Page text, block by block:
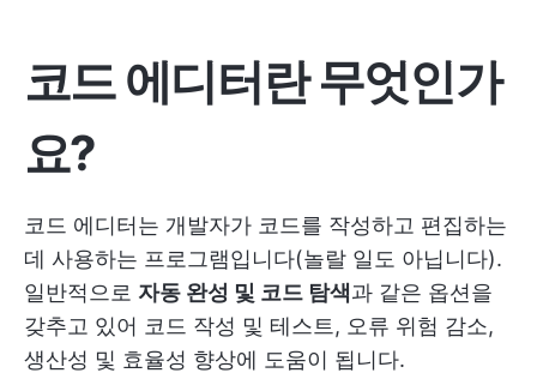
코드 에디터란 무엇인가
요?
코드 에디터는 개발자가 코드를 작성하고 편집하는
데 사용하는 프로그램입니다(놀랄 일도 아닙니다).
일반적으로 자동 완성 및 코드 탐색과 같은 옵션을
갖추고 있어 코드 작성 및 테스트, 오류 위험 감소,
생산성 및 효율성 향상에 도움이 됩니다.